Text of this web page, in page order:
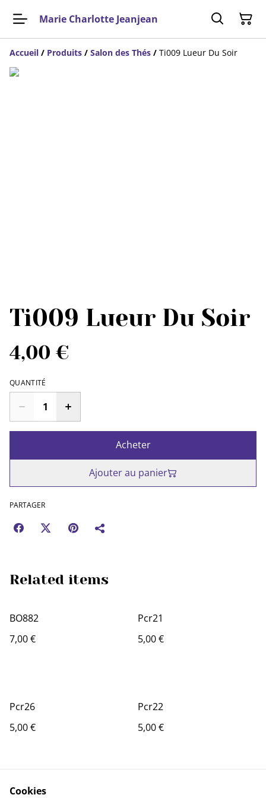
Marie Charlotte Jeanjean
Accueil / Produits / Salon des Thés / Ti009 Lueur Du Soir
Ti009 Lueur Du Soir
4,00 €
QUANTITÉ
Acheter
Ajouter au panier
PARTAGER
Related items
BO882
7,00 €
Pcr21
5,00 €
Pcr26
5,00 €
Pcr22
5,00 €
Cookies